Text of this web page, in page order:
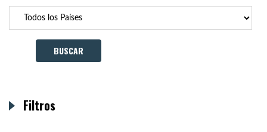
Filtros